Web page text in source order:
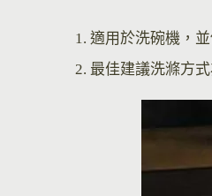
適用於洗碗機，
最佳建議洗滌方